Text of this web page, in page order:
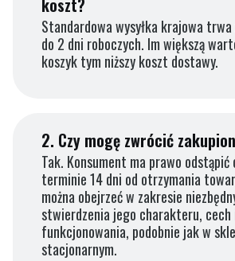
koszt?
Standardowa wysyłka krajowa trwa
do 2 dni roboczych. Im większą
koszyk tym niższy koszt dostawy.
2. Czy mogę zwrócić
Tak. Konsument ma prawo odstąpić
terminie 14 dni od otrzymania
można obejrzeć w zakresie
stwierdzenia jego charakteru, cech
funkcjonowania, podobnie jak w
stacjonarnym.